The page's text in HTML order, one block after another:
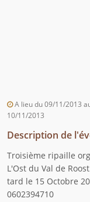
A lieu du 09/11/2013
10/11/2013
Description de
Troisième ripaille
L'Ost du Val de
tard le 15 Octobre
0602394710